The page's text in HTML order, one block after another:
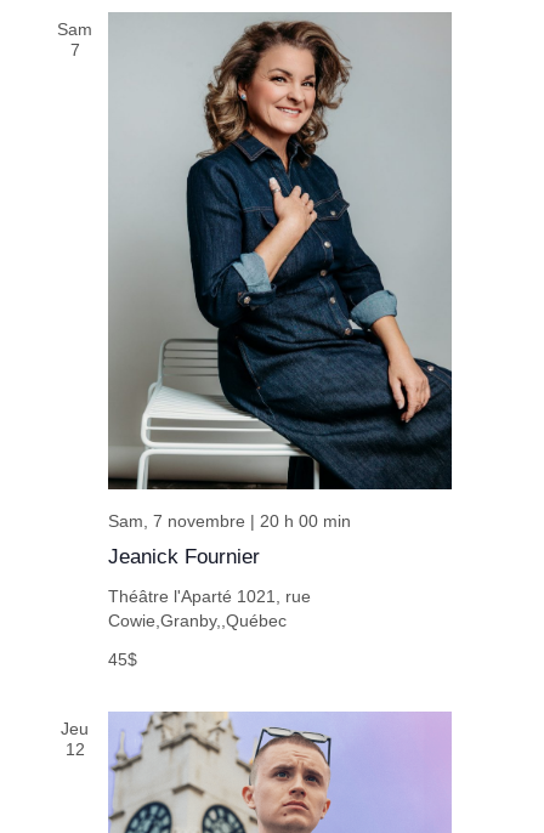
Sam
7
Jeanick Fournier
Sam, 7 novembre | 20 h 00 min
Théâtre l'Aparté 1021, rue
Cowie,Granby,,Québec
45$
Jeu
12